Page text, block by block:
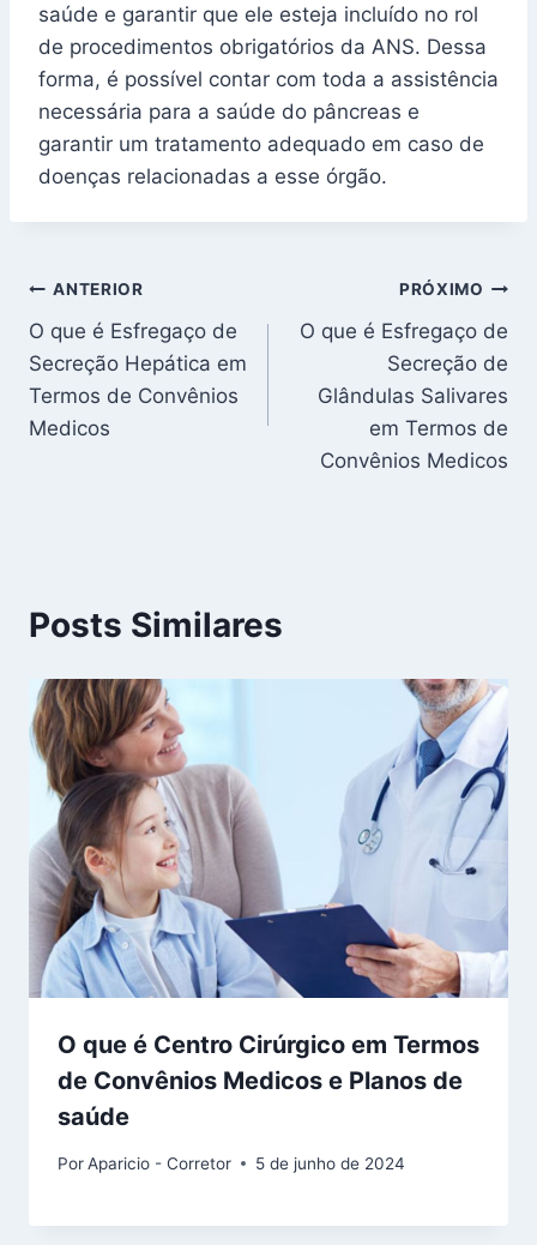
saúde e garantir que ele esteja incluído no rol
de procedimentos obrigatórios da ANS. Dessa
forma, é possível contar com toda a assistência
necessária para a saúde do pâncreas e
garantir um tratamento adequado em caso de
doenças relacionadas a esse órgão.
Navegação
de
Post
ANTERIOR
O que é Esfregaço de
Secreção Hepática em
Termos de Convênios
Medicos
PRÓXIMO
O que é Esfregaço de
Secreção de
Glândulas Salivares
em Termos de
Convênios Medicos
Posts Similares
O que é Centro Cirúrgico em Termos
de Convênios Medicos e Planos de
saúde
PorAparicio - Corretor 5 de junho de 2024